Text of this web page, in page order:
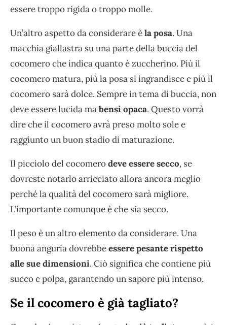
essere troppo rigida o troppo molle.
Un’altro aspetto da considerare èla posa. Una
macchia giallastra su una parte della buccia del
cocomero che indica quanto è zuccherino. Più il
cocomero matura, più la posa si ingrandisce e più il
cocomero sarà dolce. Sempre in tema di buccia, non
deve essere lucida mabensì opaca. Questo vorrà
dire che il cocomero avrà preso molto sole e
raggiunto un buon stadio di maturazione.
Il picciolo del cocomerodeve essere secco, se
dovreste notarlo arricciato allora ancora meglio
perché la qualità del cocomero sarà migliore.
L’importante comunque è che sia secco.
Il peso è un altro elemento da considerare. Una
buona anguria dovrebbeessere pesante rispetto
alle sue dimensioni. Ciò significa che contiene più
succo e polpa, garantendo un sapore più intenso.
Se il cocomero è già tagliato?